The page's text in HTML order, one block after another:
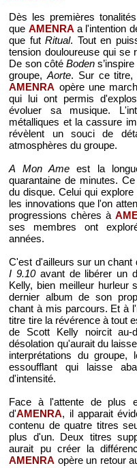
Dès les premières
que AMENRA a l'intention
que futRitual. Tout en
tension douloureuse qui se
De son côté Boden
groupe,Aorte. Sur ce titre,
AMENRA opère une
qui lui ont permis
évoluer sa musique.
métalliques et la cassure
révèlent un souci de
atmosphères du groupe.
A Mon Ame est la
quarantaine de minutes.
du disque. Celui qui
les innovations que l'on
progressions chères à
ses membres ont
années.
C'est d'ailleurs sur un chant
I 9.10avant de libérer un
Kelly, bien meilleur hurleur
dernier album de son
chant à mis parcours. Et à
titre tire la révérence à tout
de Scott Kelly noircit
désolation qu'aurait du
interprétations du
essoufflant qui laisse
d'intensité.
Face à l'attente de plus
d'AMENRA, il apparait
contenu de quatre titres
plus d'un. Deux titres
aurait pu créer la
AMENRA opère un retour